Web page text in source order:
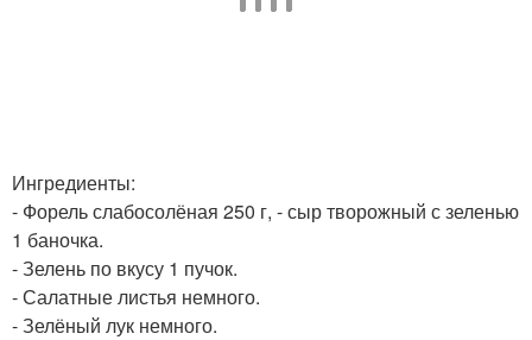
Лаваш с морковью
Ингредиенты:
- Форель слабосолёная 250 г, - сыр творожный с зеленью
1 баночка.
- Зелень по вкусу 1 пучок.
- Салатные листья немного.
- Зелёный лук немного.